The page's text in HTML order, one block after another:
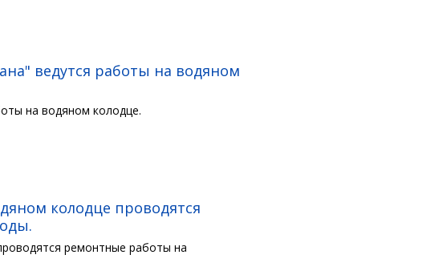
ведутся работы на водяном
на водяном колодце.
колодце проводятся
ремонтные работы на